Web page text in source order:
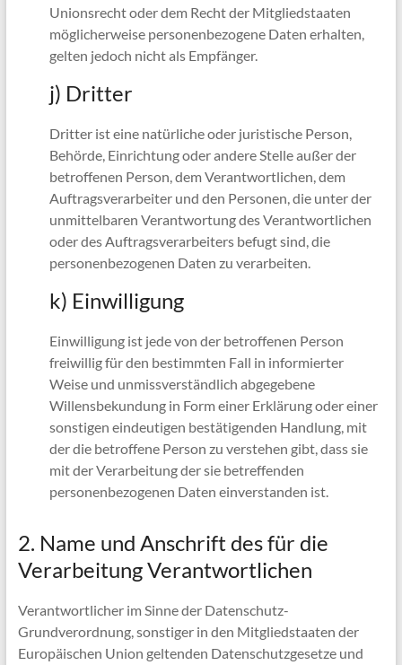
Unionsrecht oder dem Recht der Mitgliedstaaten
möglicherweise personenbezogene Daten erhalten,
gelten jedoch nicht als Empfänger.
j) Dritter
Dritter ist eine natürliche oder juristische Person,
Behörde, Einrichtung oder andere Stelle außer der
betroffenen Person, dem Verantwortlichen, dem
Auftragsverarbeiter und den Personen, die unter der
unmittelbaren Verantwortung des Verantwortlichen
oder des Auftragsverarbeiters befugt sind, die
personenbezogenen Daten zu verarbeiten.
k) Einwilligung
Einwilligung ist jede von der betroffenen Person
freiwillig für den bestimmten Fall in informierter
Weise und unmissverständlich abgegebene
Willensbekundung in Form einer Erklärung oder einer
sonstigen eindeutigen bestätigenden Handlung, mit
der die betroffene Person zu verstehen gibt, dass sie
mit der Verarbeitung der sie betreffenden
personenbezogenen Daten einverstanden ist.
2. Name und Anschrift des für die
Verarbeitung Verantwortlichen
Verantwortlicher im Sinne der Datenschutz-
Grundverordnung, sonstiger in den Mitgliedstaaten der
Europäischen Union geltenden Datenschutzgesetze und